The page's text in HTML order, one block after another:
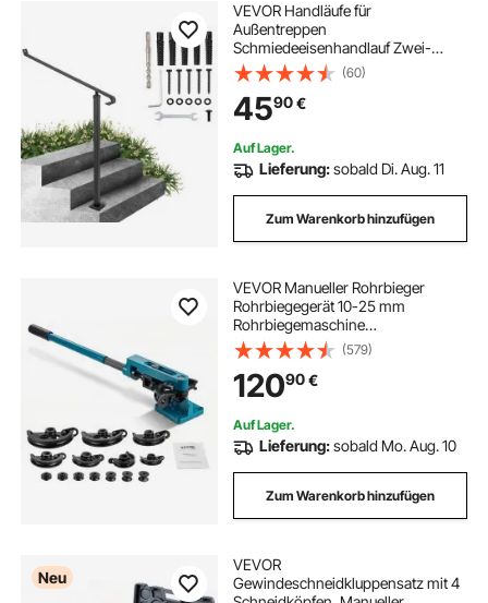
VEVOR Handläufe für
Außentreppen
Schmiedeeisenhandlauf Zwei-
Schritt Eingangsgeländer
Formschön Schwarz
Treppengeländer Edelstahl
Handlauf Geländer
(60)
4590€
Auf Lager.
Lieferung:sobald Di. Aug. 11
Zum Warenkorb hinzufügen
VEVOR Manueller Rohrbieger
Rohrbiegegerät 10-25 mm
Rohrbiegemaschine
Handrohrbieger
(579)
12090€
Auf Lager.
Lieferung:sobald Mo. Aug. 10
Zum Warenkorb hinzufügen
Neu
VEVOR
Gewindeschneidkluppensatz mit 4